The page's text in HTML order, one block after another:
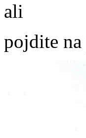
ali
pojdite na